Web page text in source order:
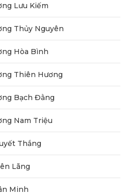
Lưu Kiếm
Thủy Nguyên
Hòa Bình
Thiên Hương
Bạch Đằng
Nam Triệu
Thắng
Lãng
Minh